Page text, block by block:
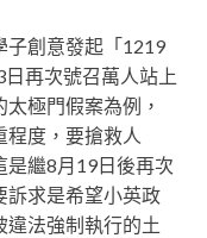
子創意發起「1219
再次號召萬人站上
極門假案為例，
度，要搶救人
是繼8月19日後再次
訴求是希望小英政
違法強制執行的土